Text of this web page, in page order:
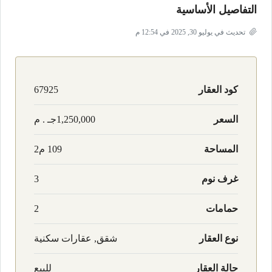
التفاصيل الأساسية
تحديث في يوليو 30, 2025 في 12:54 م
كود العقار 67925
السعر 1,250,000جـ . م
المساحة 109 م2
غرف نوم 3
حمامات 2
نوع العقار شقق, عقارات سكنية
حالة العقار للبيع